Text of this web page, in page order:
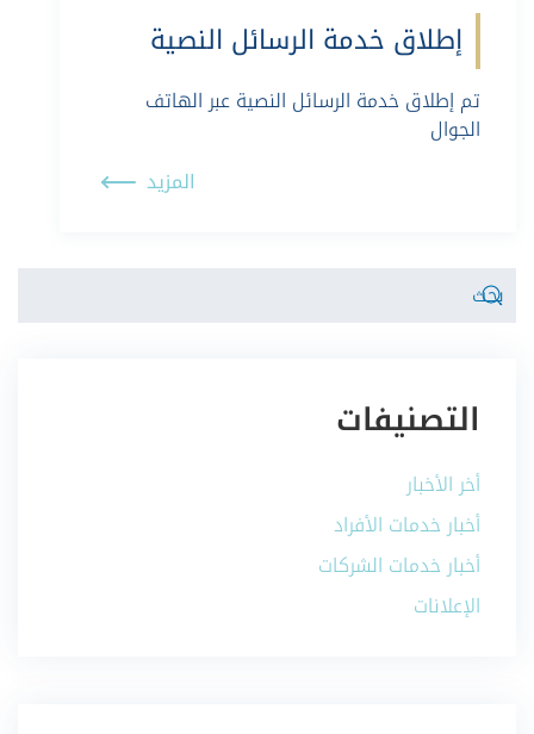
إطلاق خدمة الرسائل النصية
تم إطلاق خدمة الرسائل النصية عبر الهاتف
الجوال
المزيد
التصنيفات
أخر الأخبار
أخبار خدمات الأفراد
أخبار خدمات الشركات
الإعلانات